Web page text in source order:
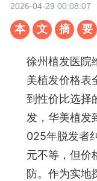
2026-04-29 00:08:07
本 文 摘 要
徐州植发医院
美植发价格表
到性价比选择
发，华美植发
025年脱发者
元不等，但价
防。作为实地